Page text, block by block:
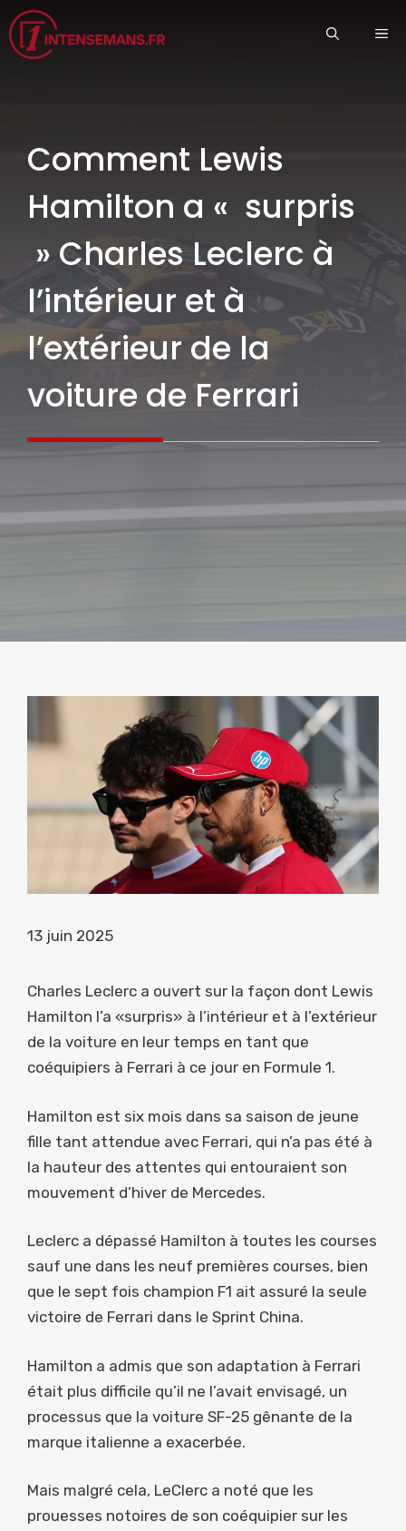
Aller
au
contenu
Comment Lewis
Hamilton a « surpris
» Charles Leclerc à
l’intérieur et à
l’extérieur de la
voiture de Ferrari
13 juin 2025
Charles Leclerc a ouvert sur la façon dont Lewis
Hamilton l’a «surpris» à l’intérieur et à l’extérieur
de la voiture en leur temps en tant que
coéquipiers à Ferrari à ce jour en Formule 1.
Hamilton est six mois dans sa saison de jeune
fille tant attendue avec Ferrari, qui n’a pas été à
la hauteur des attentes qui entouraient son
mouvement d’hiver de Mercedes.
Leclerc a dépassé Hamilton à toutes les courses
sauf une dans les neuf premières courses, bien
que le sept fois champion F1 ait assuré la seule
victoire de Ferrari dans le Sprint China.
Hamilton a admis que son adaptation à Ferrari
était plus difficile qu’il ne l’avait envisagé, un
processus que la voiture SF-25 gênante de la
marque italienne a exacerbée.
Mais malgré cela, LeClerc a noté que les
prouesses notoires de son coéquipier sur les